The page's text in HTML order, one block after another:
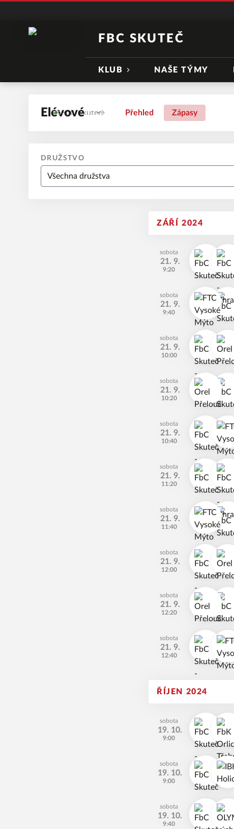
FBC SKUTEČ
KLUB NAŠE TÝMY
Elévové Přehled Zápasy
DRUŽSTVO
ZÁŘÍ 2024
sobota
21. 9.
9:20
sobota
21. 9.
9:40
sobota
21. 9.
10:00
sobota
21. 9.
10:20
sobota
21. 9.
10:40
sobota
21. 9.
11:20
sobota
21. 9.
11:40
sobota
21. 9.
12:00
sobota
21. 9.
12:20
sobota
21. 9.
12:40
ŘÍJEN 2024
sobota
19. 10.
9:00
sobota
19. 10.
9:00
sobota
19. 10.
9:40